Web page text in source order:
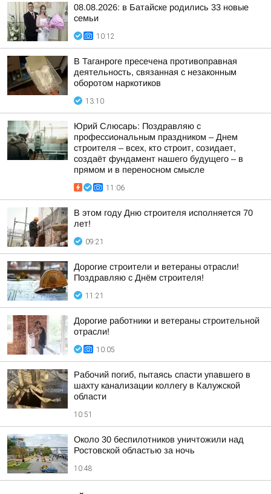
08.08.2026: в Батайске родились 33 новые
семьи
10:12
В Таганроге пресечена противоправная
деятельность, связанная с незаконным
оборотом наркотиков
13:10
Юрий Слюсарь: Поздравляю с
профессиональным праздником – Днем
строителя – всех, кто строит, созидает,
создаёт фундамент нашего будущего – в
прямом и в переносном смысле
11:06
В этом году Дню строителя исполняется 70
лет!
09:21
Дорогие строители и ветераны отрасли!
Поздравляю с Днём строителя!
11:21
Дорогие работники и ветераны строительной
отрасли!
10:05
Рабочий погиб, пытаясь спасти упавшего в
шахту канализации коллегу в Калужской
области
10:51
Около 30 беспилотников уничтожили над
Ростовской областью за ночь
10:48